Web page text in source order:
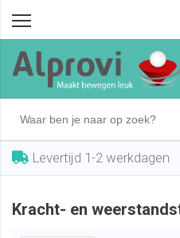
Levertijd 1-2 werkdagen
Kracht- en